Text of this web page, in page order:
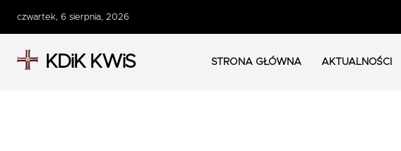
czwartek, 6 sierpnia, 2026
KDiK KWiS STRONA GŁÓWNA AKTUALNOŚCI